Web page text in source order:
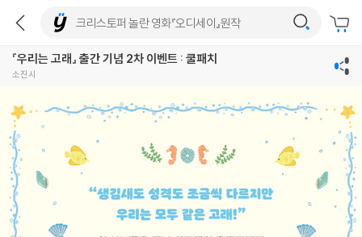
『우리는 고래』 출간 기념 2차 이벤트 : 쿨패치
소진시